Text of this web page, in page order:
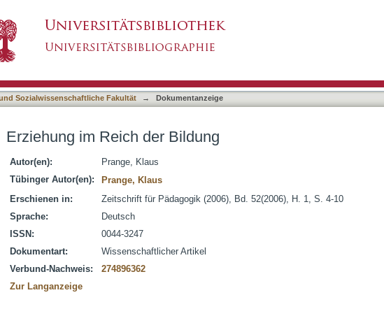
Sozialwissenschaftliche Fakultät → Dokumentanzeige
Erziehung im Reich der Bildung
Autor(en):
Prange, Klaus
Tübinger Autor(en):
Prange, Klaus
Erschienen in:
Zeitschrift für Pädagogik (2006), Bd. 52(2006), H. 1, S. 4-10
Sprache:
Deutsch
ISSN:
0044-3247
Dokumentart:
Wissenschaftlicher Artikel
Verbund-Nachweis:
274896362
Zur Langanzeige